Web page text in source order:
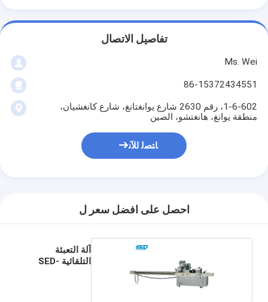
تفاصيل الاتصال
Ms. Wei
86-15372434551
1-6-602، رقم 2630 شارع يوانغتانغ، شارع كانغشيان،
منطقة يوانغ، هانغتشو، الصين
ﺎﺘﺼﻟ ﺍﻶﻧ
احصل على افضل سعر ل
آلة التعبئة
التلقائية SED-